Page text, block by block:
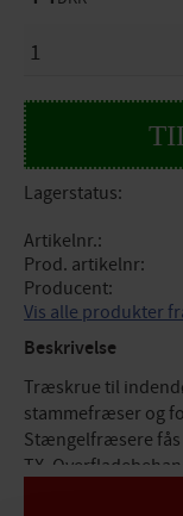
Lagerstatus
Artikelnr.
Prod. artikelnr
Producent
Vis alle produkter
Beskrivelse
Træskrue til
stammefræser og
Stængelfræsere fås
TX.